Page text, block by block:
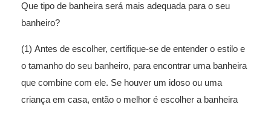
Que tipo de banheira será mais adequada para o seu
banheiro?
(1) Antes de escolher, certifique-se de entender o estilo e
o tamanho do seu banheiro, para encontrar uma banheira
que combine com ele. Se houver um idoso ou uma
criança em casa, então o melhor é escolher a banheira